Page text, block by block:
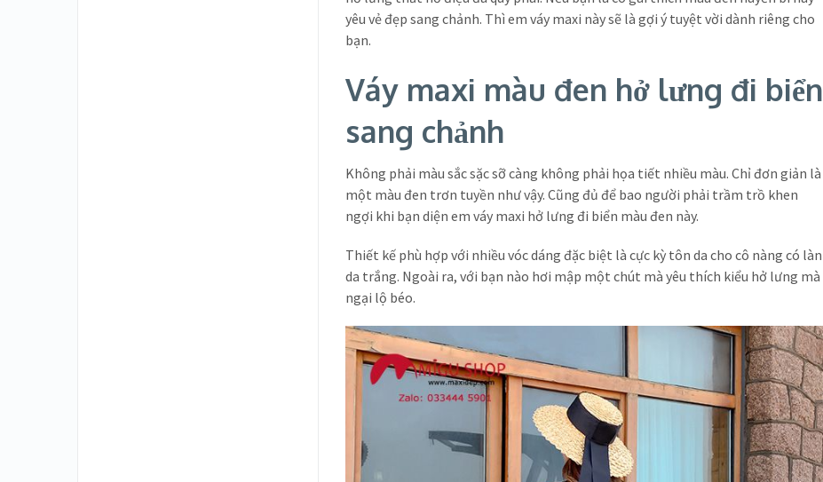
yêu vẻ đẹp sang chảnh. Thì em váy maxi này sẽ là gợi ý tuyệt vời dành riêng cho
bạn.
Váy maxi màu đen hở lưng đi biển
sang chảnh
Không phải màu sắc sặc sỡ càng không phải họa tiết nhiều màu. Chỉ đơn giản là
một màu đen trơn tuyền như vậy. Cũng đủ để bao người phải trầm trồ khen
ngợi khi bạn diện em váy maxi hở lưng đi biển màu đen này.
Thiết kế phù hợp với nhiều vóc dáng đặc biệt là cực kỳ tôn da cho cô nàng có làn
da trắng. Ngoài ra, với bạn nào hơi mập một chút mà yêu thích kiểu hở lưng mà
ngại lộ béo.